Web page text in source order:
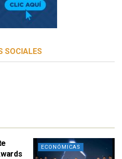
SOCIALES
ECONÓMICAS